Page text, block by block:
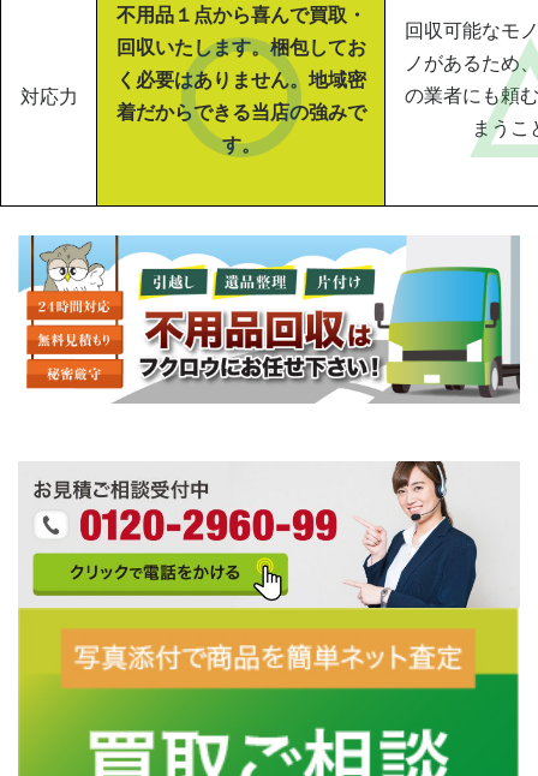
対応力
不用品１点から喜んで買取・
回収いたします。梱包してお
く必要はありません。地域密
着だからできる当店の強みで
す。
回収可能なモ
ノがあるため
の業者にも頼
まうこ